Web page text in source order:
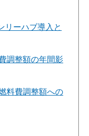
ーハブ導入と
調整額の年間影
料費調整額への